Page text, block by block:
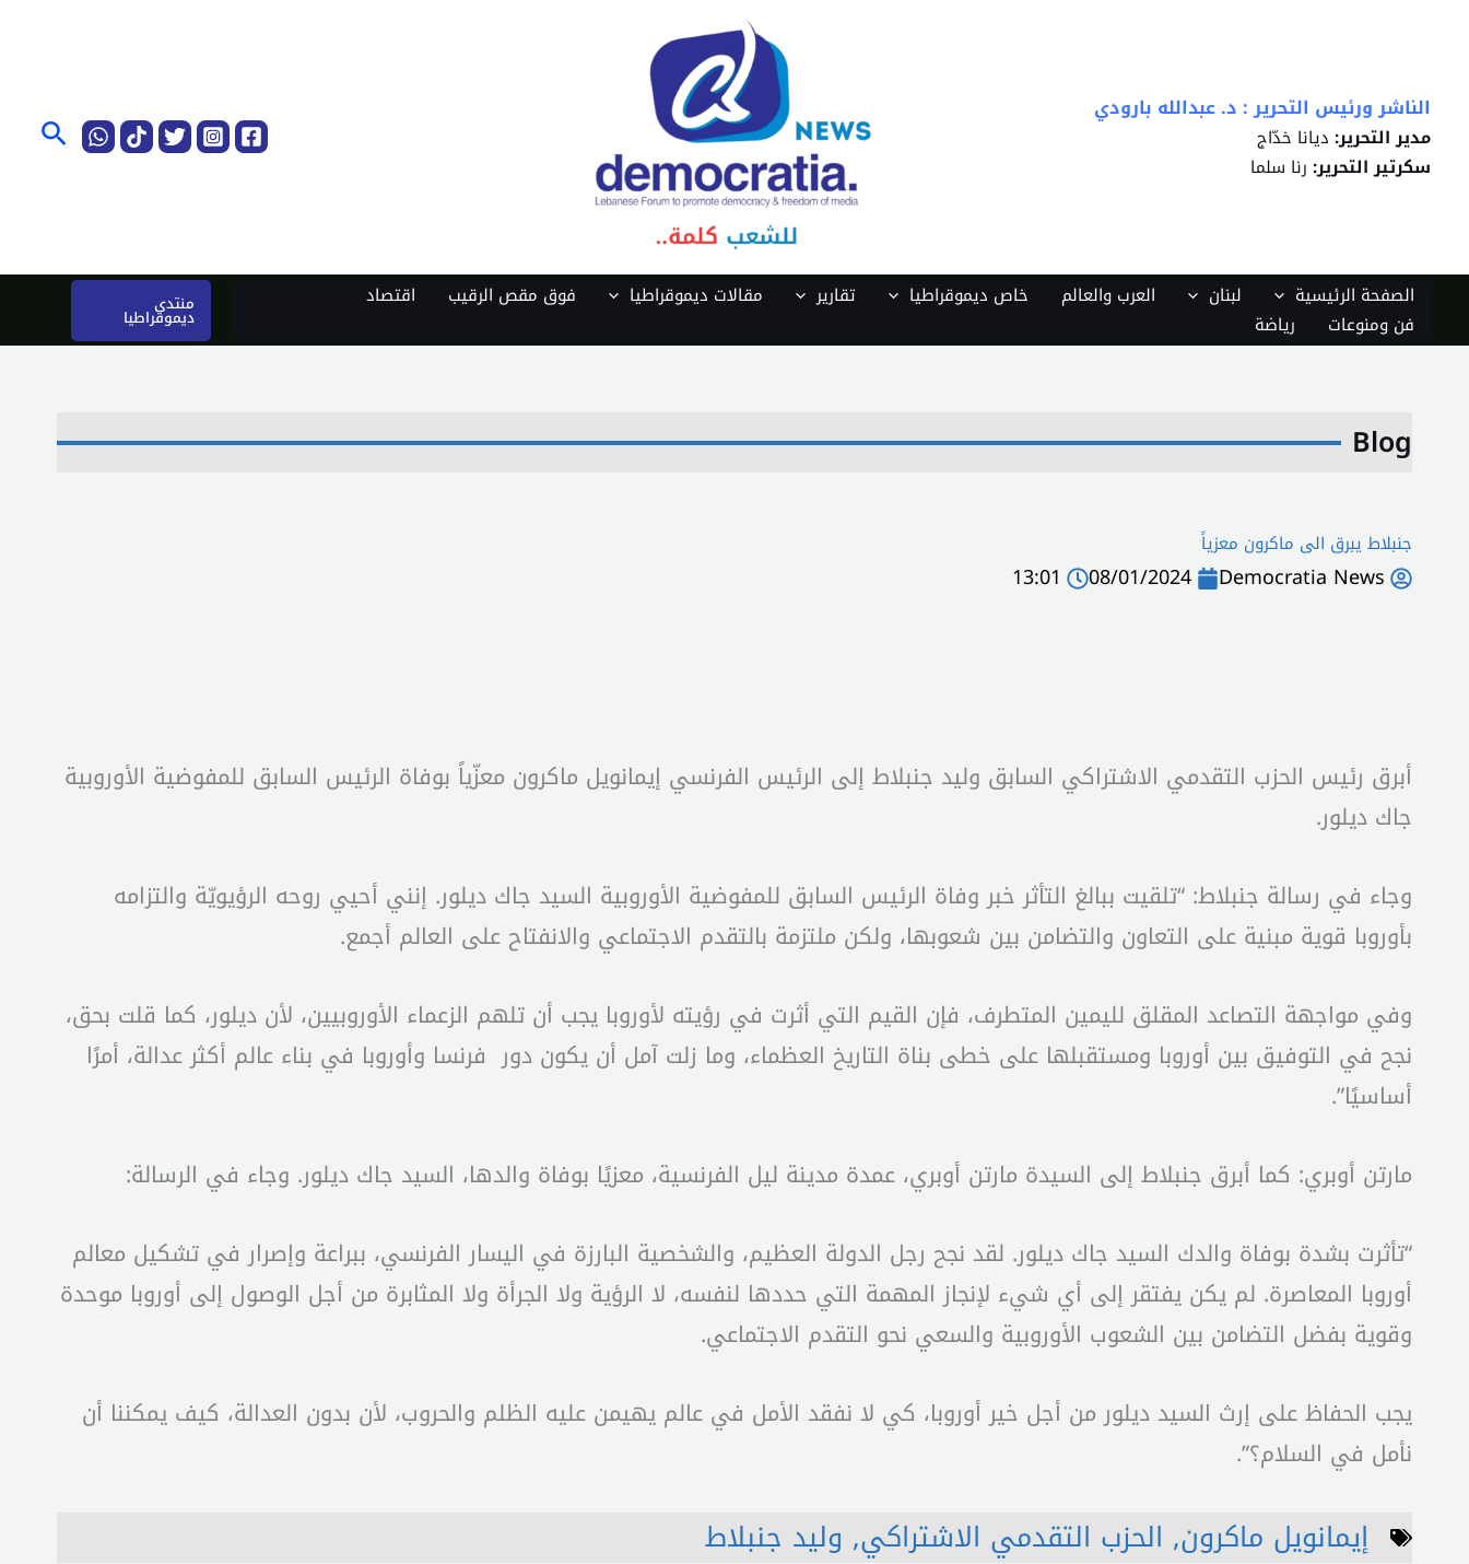
الناشر ورئيس التحرير : د. عبدالله بارودي
مدير التحرير: ديانا خدّاج
سكرتير التحرير: رنا سلما
الصفحة الرئيسية لبنان العرب والعالم خاص ديموقراطيا تقارير مقالات ديموقراطيا فوق مقص الرقيب
اقتصاد
فن ومنوعات
رياضة
منتدى
ديموقراطيا
Blog
جنبلاط يبرق الى ماكرون معزياً
Democratia News
08/01/2024
13:01
أبرق رئيس الحزب التقدمي الاشتراكي السابق وليد جنبلاط إلى الرئيس الفرنسي إيمانويل ماكرون معزّياً بوفاة الرئيس السابق للمفوضية الأوروبية
جاك ديلور.
وجاء في رسالة جنبلاط: “تلقيت ببالغ التأثر خبر وفاة الرئيس السابق للمفوضية الأوروبية السيد جاك ديلور. إنني أحيي روحه الرؤيويّة والتزامه
بأوروبا قوية مبنية على التعاون والتضامن بين شعوبها، ولكن ملتزمة بالتقدم الاجتماعي والانفتاح على العالم أجمع.
وفي مواجهة التصاعد المقلق لليمين المتطرف، فإن القيم التي أثرت في رؤيته لأوروبا يجب أن تلهم الزعماء الأوروبيين، لأن ديلور، كما قلت بحق،
نجح في التوفيق بين أوروبا ومستقبلها على خطى بناة التاريخ العظماء، وما زلت آمل أن يكون دور فرنسا وأوروبا في بناء عالم أكثر عدالة، أمرًا
أساسيًا”.
مارتن أوبري: كما أبرق جنبلاط إلى السيدة مارتن أوبري، عمدة مدينة ليل الفرنسية، معزيًا بوفاة والدها، السيد جاك ديلور. وجاء في الرسالة:
“تأثرت بشدة بوفاة والدك السيد جاك ديلور. لقد نجح رجل الدولة العظيم، والشخصية البارزة في اليسار الفرنسي، ببراعة وإصرار في تشكيل معالم
أوروبا المعاصرة. لم يكن يفتقر إلى أي شيء لإنجاز المهمة التي حددها لنفسه، لا الرؤية ولا الجرأة ولا المثابرة من أجل الوصول إلى أوروبا موحدة
وقوية بفضل التضامن بين الشعوب الأوروبية والسعي نحو التقدم الاجتماعي.
يجب الحفاظ على إرث السيد ديلور من أجل خير أوروبا، كي لا نفقد الأمل في عالم يهيمن عليه الظلم والحروب، لأن بدون العدالة، كيف يمكننا أن
نأمل في السلام؟”.
إيمانويل ماكرون, الحزب التقدمي الاشتراكي, وليد جنبلاط